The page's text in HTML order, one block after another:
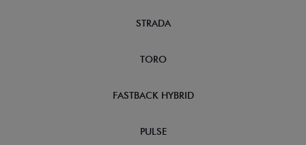
STRADA
TORO
FASTBACK HYBRID
PULSE